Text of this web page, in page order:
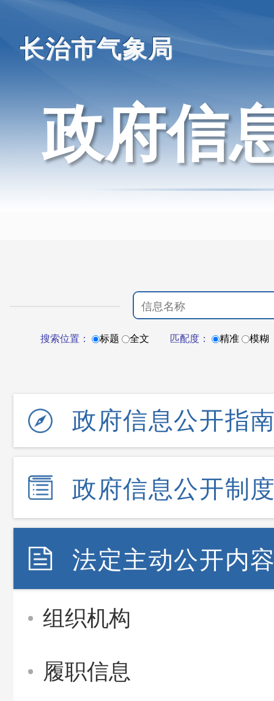
长治市气象局
政府信
搜索位置： 标题 全文 匹配度： 精准 模糊
政府信息公开指
政府信息公开制
法定主动公开内
组织机构
履职信息